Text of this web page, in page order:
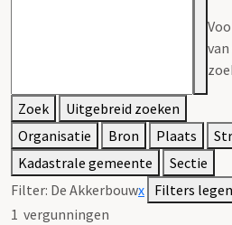
Zoek
Uitgebreid zoeken
Organisatie
Bron Plaats
Kadastrale gemeente
Sectie
Filter: De Akkerbouwx Filters legen
1 vergunningen